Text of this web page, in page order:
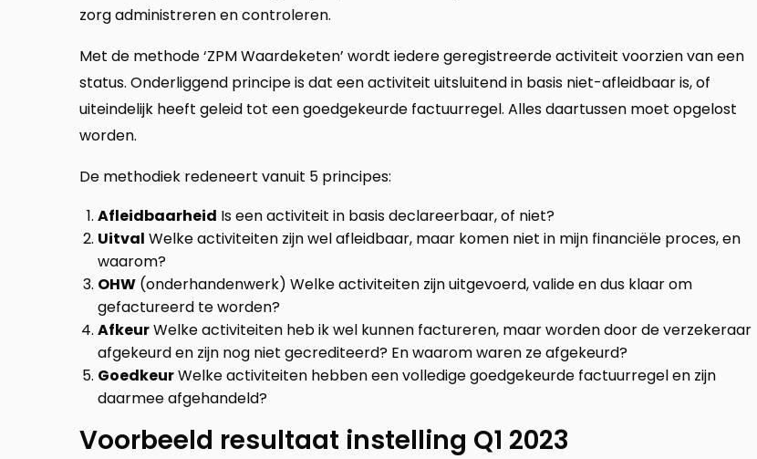
zorg administreren en controleren.
Met de methode ‘ZPM Waardeketen’ wordt iedere geregistreerde activiteit voorzien van een
status. Onderliggend principe is dat een activiteit uitsluitend in basis niet-afleidbaar is, of
uiteindelijk heeft geleid tot een goedgekeurde factuurregel. Alles daartussen moet opgelost
worden.
De methodiek redeneert vanuit 5 principes:
Afleidbaarheid Is een activiteit in basis declareerbaar, of niet?
Uitval Welke activiteiten zijn wel afleidbaar, maar komen niet in mijn financiële proces, en
waarom?
OHW (onderhandenwerk) Welke activiteiten zijn uitgevoerd, valide en dus klaar om
gefactureerd te worden?
AfkeurWelke activiteiten heb ik wel kunnen factureren, maar worden door de verzekeraar
afgekeurd en zijn nog niet gecrediteerd? En waarom waren ze afgekeurd?
GoedkeurWelke activiteiten hebben een volledige goedgekeurde factuurregel en zijn
daarmee afgehandeld?
Voorbeeld resultaat instelling Q1 2023